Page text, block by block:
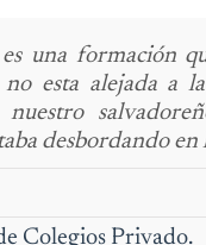
una formación
no esta alejada
nuestro
desbordando
Colegios Privado.